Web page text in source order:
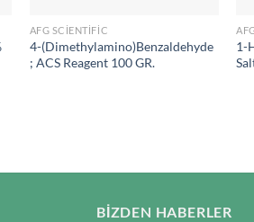
AFG SCIENTIFIC
4-(Dimethylamino)Benzaldehyde
; ACS Reagent 100 GR.
1-
BIZDEN HABERLER